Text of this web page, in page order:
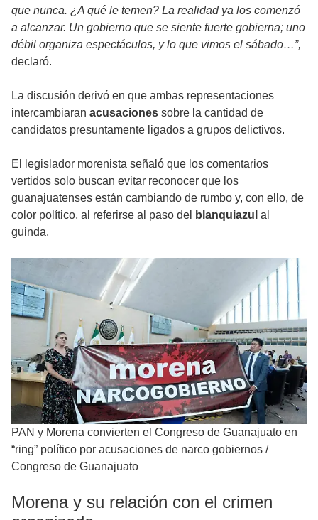
que nunca. ¿A qué le temen? La realidad ya los comenzó
a alcanzar. Un gobierno que se siente fuerte gobierna; uno
débil organiza espectáculos, y lo que vimos el sábado…”,
declaró.
La discusión derivó en que ambas representaciones
intercambiaran acusaciones sobre la cantidad de
candidatos presuntamente ligados a grupos delictivos.
El legislador morenista señaló que los comentarios
vertidos solo buscan evitar reconocer que los
guanajuatenses están cambiando de rumbo y, con ello, de
color político, al referirse al paso del
blanquiazul al
guinda.
PAN y Morena convierten el Congreso de Guanajuato en
“ring” político por acusaciones de narco gobiernos /
Congreso de Guanajuato
Morena y su relación con el crimen